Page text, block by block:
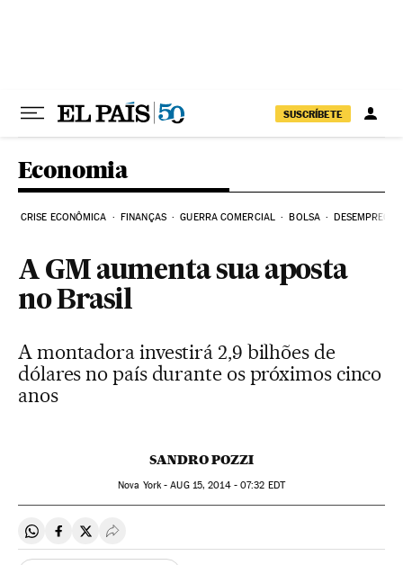
SUSCRÍBETE
Economia
CRISE ECONÔMICA FINANÇAS GUERRA COMERCIAL BOLSA DESEMPREGO
A GM aumenta sua aposta
no Brasil
A montadora investirá 2,9 bilhões de
dólares no país durante os próximos cinco
anos
SANDRO POZZI
Nova York -AUG15, 2014 - 07:32 EDT
Compartir en Whatsapp
Compartir en Facebook
Compartir en Twitter
Desplegar Redes Sociales